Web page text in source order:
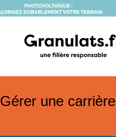
Gérer une carrière